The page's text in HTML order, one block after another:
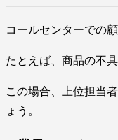
コールセンターでの
たとえば、商品の不
この場合、上位担当
ょう。